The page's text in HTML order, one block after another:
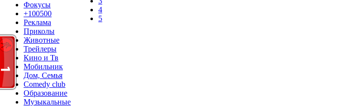
Фокусы
+100500
Реклама
Приколы
Животные
Трейлеры
Кино и Тв
Мобильник
Дом, Семья
Comedy club
Образование
Музыкальные
4
5